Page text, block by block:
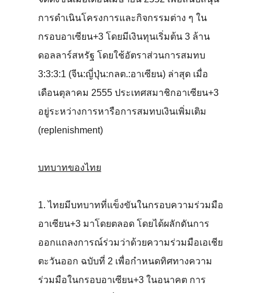
การดำเนินโครงการและกิจกรรมต่าง ๆ ใน
กรอบอาเซียน+3 โดยมีเงินทุนเริ่มต้น 3 ล้าน
ดอลลาร์สหรัฐ โดยใช้อัตราส่วนการสมทบ
3:3:3:1 (จีน:ญี่ปุ่น:กลต.:อาเซียน) ล่าสุด เมื่อ
เดือนตุลาคม 2555 ประเทศสมาชิกอาเซียน+3
อยู่ระหว่างการหารือการสมทบเงินเพิ่มเติม
(replenishment)
บทบาทของไทย
1. ไทยมีบทบาทที่แข็งขันในกรอบความร่วมมือ
อาเซียน+3 มาโดยตลอด โดยได้ผลักดันการ
ออกแถลงการณ์ร่วมว่าด้วยความร่วมมือเอเชีย
ตะวันออก ฉบับที่ 2 เพื่อกำหนดทิศทางความ
ร่วมมือในกรอบอาเซียน+3 ในอนาคต การ